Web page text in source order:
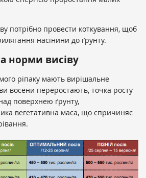
потрібно провести коткування, щоб
насінини до ґрунту.
норми висіву
ріпаку мають вирішальне
восени переростають, точка росту
поверхнею ґрунту,
вегетативна маса, що спричиняє